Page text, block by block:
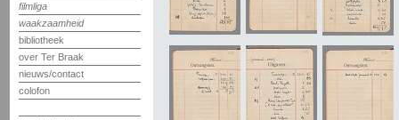
filmliga
waakzaamheid
bibliotheek
over Ter Braak
nieuws/contact
colofon